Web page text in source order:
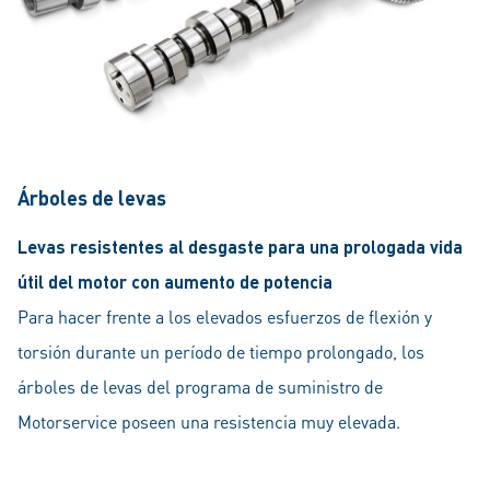
Árboles de levas
Levas resistentes al desgaste para una prologada vida
útil del motor con aumento de potencia
Para hacer frente a los elevados esfuerzos de flexión y
torsión durante un período de tiempo prolongado, los
árboles de levas del programa de suministro de
Motorservice poseen una resistencia muy elevada.